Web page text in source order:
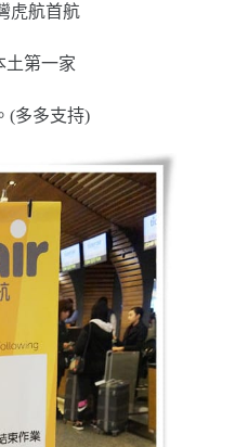
虎航首航
土第一家
(多多支持)